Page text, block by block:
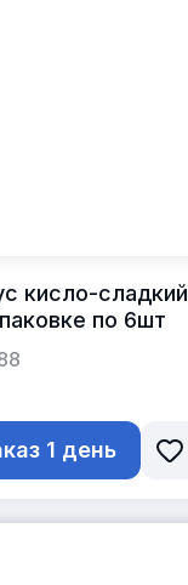
кисло-сладкий
по 6шт
1 день